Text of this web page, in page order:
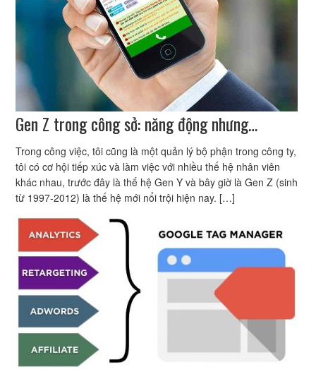
Gen Z trong công sở: năng động nhưng…
Trong công việc, tôi cũng là một quản lý bộ phận trong công ty,
tôi có cơ hội tiếp xúc và làm việc với nhiều thế hệ nhân viên
khác nhau, trước đây là thế hệ Gen Y và bây giờ là Gen Z (sinh
từ 1997-2012) là thế hệ mới nổi trội hiện nay. […]